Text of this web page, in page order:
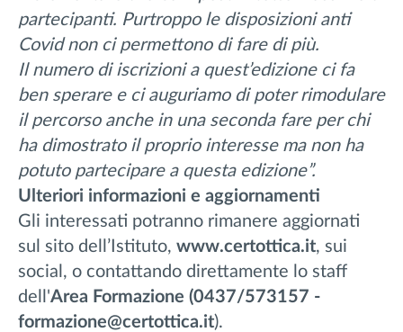
partecipanti. Purtroppo le disposizioni anti
Covid non ci permettono di fare di più.
Il numero di iscrizioni a quest’edizione ci fa
ben sperare e ci auguriamo di poter rimodulare
il percorso anche in una seconda fare per chi
ha dimostrato il proprio interesse ma non ha
potuto partecipare a questa edizione”.
Ulteriori informazioni e aggiornamenti
Gli interessati potranno rimanere aggiornati
sul sito dell’Istituto, www.certottica.it, sui
social, o contattando direttamente lo staff
dell'Area Formazione (0437/573157 -
formazione@certottica.it).